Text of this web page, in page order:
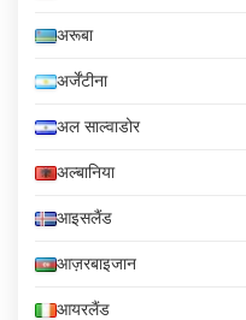
अरूबा
अर्जेंटीना
अल साल्वाडोर
अल्बानिया
आइसलैंड
आज़रबाइजान
आयरलैंड